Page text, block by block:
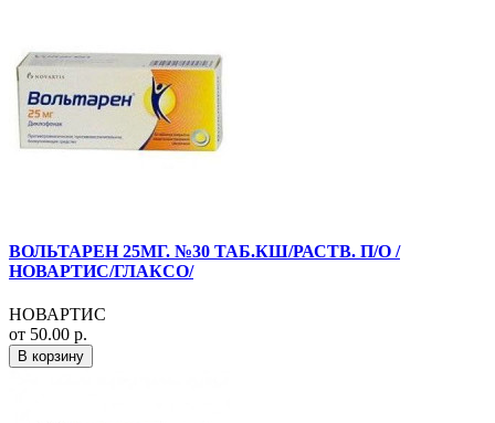
ВОЛЬТАРЕН 25МГ. №30 ТАБ.КШ/РАСТВ. П/О /
НОВАРТИС/ГЛАКСО/
НОВАРТИС
от 50.00 р.
В корзину